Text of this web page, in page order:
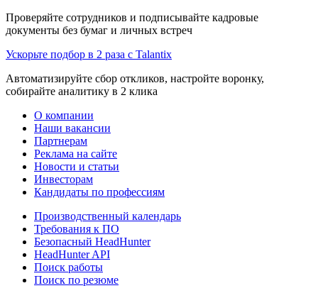
Проверяйте сотрудников и подписывайте кадровые
документы без бумаг и личных встреч
Ускорьте подбор в 2 раза с Talantix
Автоматизируйте сбор откликов, настройте воронку,
собирайте аналитику в 2 клика
О компании
Наши вакансии
Партнерам
Реклама на сайте
Новости и статьи
Инвесторам
Кандидаты по профессиям
Производственный календарь
Требования к ПО
Безопасный HeadHunter
HeadHunter API
Поиск работы
Поиск по резюме